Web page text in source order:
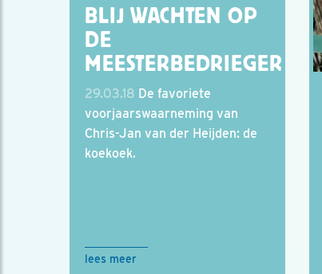
BLIJ WACHTEN OP
DE
MEESTERBEDRIEGER
29.03.18 De favoriete
voorjaarswaarneming van
Chris-Jan van der Heijden: de
koekoek.
lees meer